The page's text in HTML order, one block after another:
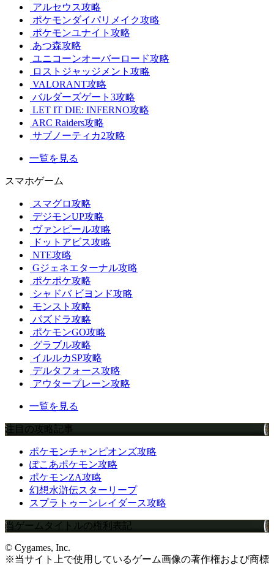
アルセウス攻略
ポケモンダイパリメイク攻略
ポケモンユナイト攻略
あつ森攻略
ユニコーンオーバーロード攻略
ロストジャッジメント攻略
VALORANT攻略
バルダーズゲート3攻略
LET IT DIE: INFERNO攻略
ARC Raiders攻略
サブノーティカ2攻略
一覧を見る
スマホゲーム
スマグロ攻略
デジモンUP攻略
ヴァンピール攻略
ドットアビス攻略
NTE攻略
Gジェネエターナル攻略
ポケポケ攻略
シャドバ ビヨンド攻略
モンスト攻略
パズドラ攻略
ポケモンGO攻略
グラブル攻略
イルルカSP攻略
デルタフォース攻略
アウタープレーン攻略
一覧を見る
注目の攻略記事
ポケモンチャンピオンズ攻略
ぽこあポケモン攻略
ポケモンZA攻略
幻想水滸伝スターリープ
スプラトゥーンレイダース攻略
当ゲームタイトルの権利表記
© Cygames, Inc.
※当サイト上で使用しているゲーム画像の著作権および商標